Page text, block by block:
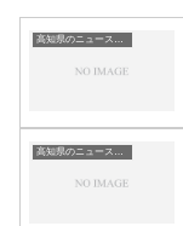
高知県のニュース一覧
高知県のニュース一覧